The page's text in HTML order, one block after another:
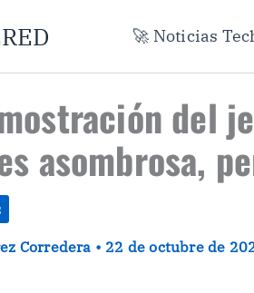
🚀 Noticias
del
asombrosa,
Corredera • 22 de octubre de